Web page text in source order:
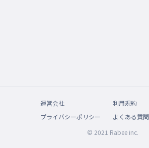
運営会社
利用規約
プライバシーポリシー
よくある質問
© 2021 Rabee inc.